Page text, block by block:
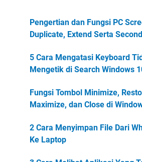
Pengertian dan Fungsi PC
Duplicate, Extend Serta
5 Cara Mengatasi Keyboard
Mengetik di Search Windows
Fungsi Tombol Minimize,
Maximize, dan Close di
2 Cara Menyimpan File Dari
Ke Laptop